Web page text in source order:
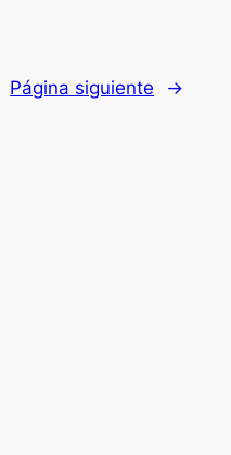
Página siguiente →